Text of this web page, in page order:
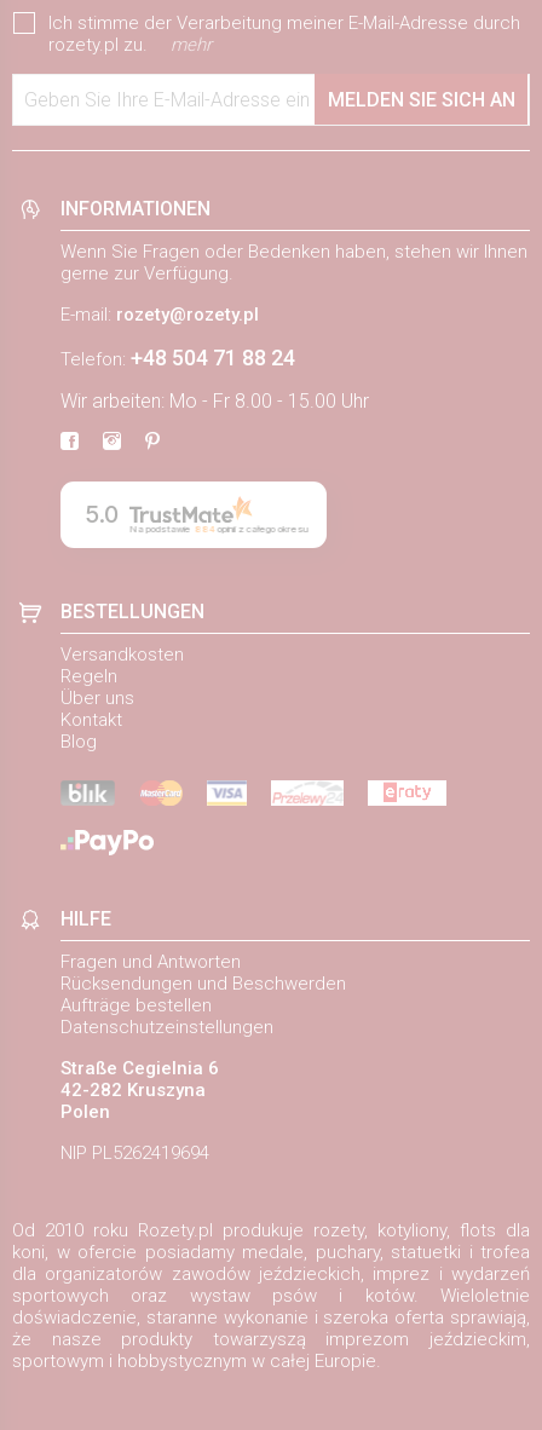
Ich stimme der Verarbeitung meiner E-Mail-Adresse durch
rozety.pl zu.
mehr
Geben Sie Ihre E-Mail-Adresse ein MELDEN SIE SICH AN
INFORMATIONEN
Wenn Sie Fragen oder Bedenken haben, stehen wir Ihnen
gerne zur Verfügung.
E-mail: rozety@rozety.pl
Telefon: +48 504 71 88 24
Wir arbeiten: Mo - Fr 8.00 - 15.00 Uhr
5.0
Na podstawie 884opinii z całego okresu
BESTELLUNGEN
Versandkosten
Regeln
Über uns
Kontakt
Blog
HILFE
Fragen und Antworten
Rücksendungen und Beschwerden
Aufträge bestellen
Datenschutzeinstellungen
Straße Cegielnia 6
42-282 Kruszyna
Polen
NIP PL5262419694
Od 2010 roku Rozety.pl produkuje rozety, kotyliony, flots dla
koni, w ofercie posiadamy medale, puchary, statuetki i trofea
dla organizatorów zawodów jeździeckich, imprez i wydarzeń
sportowych oraz wystaw psów i kotów. Wieloletnie
doświadczenie, staranne wykonanie i szeroka oferta sprawiają,
że nasze produkty towarzyszą imprezom jeździeckim,
sportowym i hobbystycznym w całej Europie.